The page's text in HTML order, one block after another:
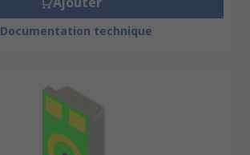
Documentation technique